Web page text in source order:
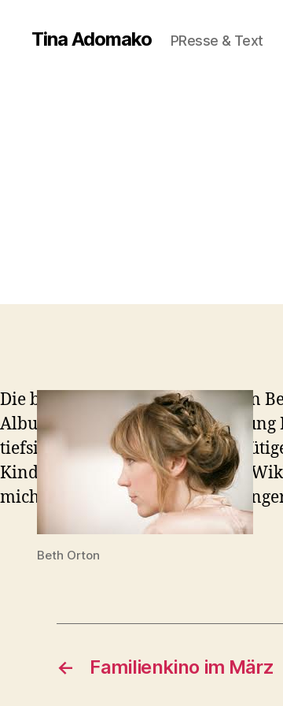
Tina Adomako PResse & Text
Beth Orton
Die britische Singer/Songwriterin
Album präsentiert geht in
tiefsinnigen Texten zu
Kinderliedchen daherkommen.
mich gehört die Independent-
← Familienkino im März